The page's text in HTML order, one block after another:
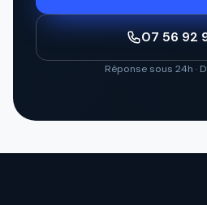
07 56 92
Réponse sous 24h ·